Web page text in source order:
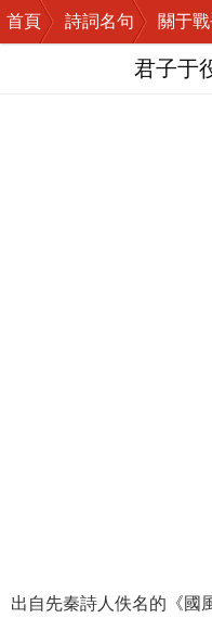
首頁 詩詞名句
關于
君子于
出自先秦詩人佚名的《國